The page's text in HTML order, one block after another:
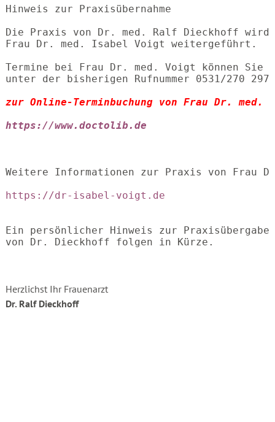
Hinweis zur Praxisübernahme
Die Praxis von Dr. med. Ralf Dieckhoff wird
Frau Dr. med. Isabel Voigt weitergeführt.
Termine bei Frau Dr. med. Voigt können
unter der bisherigen Rufnummer 0531/270
zur Online-Terminbuchung von Frau Dr. med.
https://www.doctolib.de
Weitere Informationen zur Praxis von Frau
https://dr-isabel-voigt.de
Ein persönlicher Hinweis zur Praxisübergabe
von Dr. Dieckhoff folgen in Kürze.
Herzlichst Ihr Frauenarzt
Dr. Ralf Dieckhoff